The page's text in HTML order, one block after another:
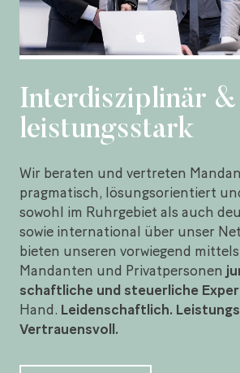
Interdisziplinär &
leistungsstark
Wir beraten und vertreten
pragmatisch, lösungsorientiert
sowohl im Ruhrgebiet als auch
sowie inter­national über unser
bieten unseren vorwiegend
Mandanten und Privat­personen
schaft­liche und steuerliche
Hand. Leiden­schaftlich.
Vertrauens­voll.